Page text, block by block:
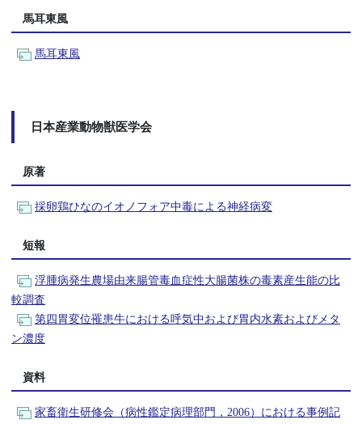
馬耳東風
馬耳東風
日本産業動物獣医学会
原著
採卵鶏ひなのイオノフォア中毒による神経病変
短報
浮腫病発生農場由来腸管毒血症性大腸菌株の毒素産生能の比
較調査
第四胃変位罹患牛における呼気中および胃内水素およびメタ
ン濃度
資料
家畜衛生研修会（病性鑑定病理部門，2006）における事例記